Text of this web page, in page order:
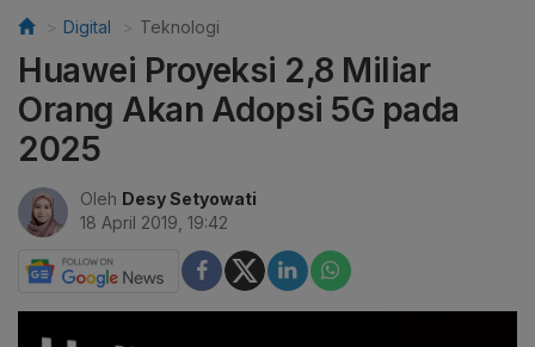
Digital Teknologi
Huawei Proyeksi 2,8 Miliar
Orang Akan Adopsi 5G pada
2025
Oleh Desy Setyowati
18 April 2019, 19:42